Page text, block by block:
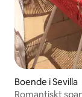
Boende i Sevilla
Romantiskt